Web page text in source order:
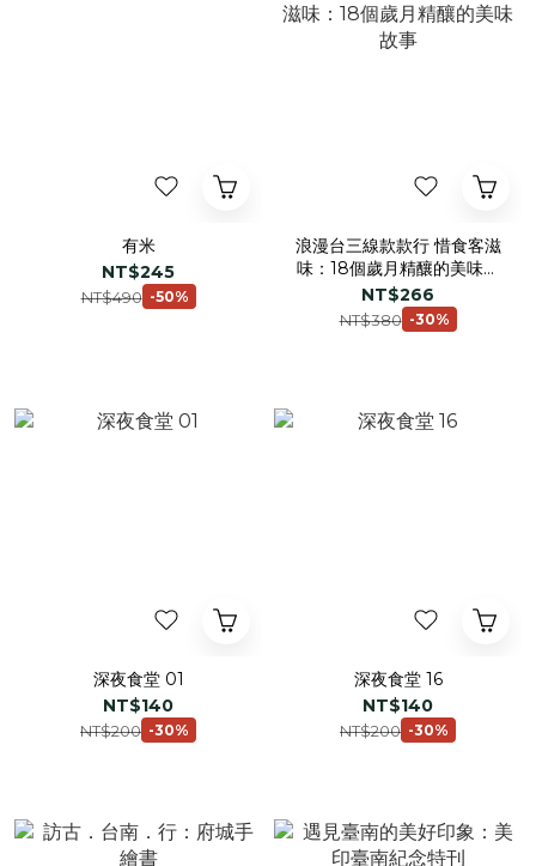
有米
NT$245
NT$490 -50%
浪漫台三線款款行 惜食客滋
味：18個歲月精釀的美味故
事
NT$266
NT$380 -30%
深夜食堂 01
NT$140
NT$200 -30%
深夜食堂 16
NT$140
NT$200 -30%